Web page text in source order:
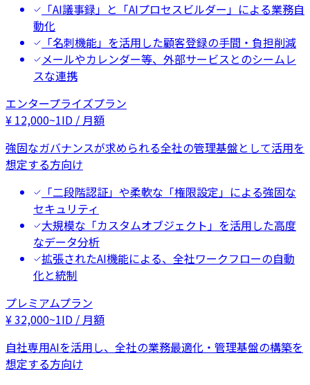
「AI議事録」と「AIプロセスビルダー」による業務自
動化
「名刺機能」を活用した顧客登録の手間・負担削減
メールやカレンダー等、外部サービスとのシームレ
スな連携
エンタープライズプラン
¥ 12,000~1ID / 月額
強固なガバナンスが求められる全社の管理基盤として活用を
想定する方向け
「二段階認証」や柔軟な「権限設定」による強固な
セキュリティ
大規模な「カスタムオブジェクト」を活用した高度
なデータ分析
拡張されたAI機能による、全社ワークフローの自動
化と統制
プレミアムプラン
¥32,000~1ID / 月額
自社専用AIを活用し、全社の業務最適化・管理基盤の構築を
想定する方向け